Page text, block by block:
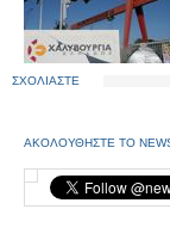
ΣΧΟΛΙΑΣΤΕ
ΑΚΟΛΟΥΘΗΣΤΕ ΤΟ